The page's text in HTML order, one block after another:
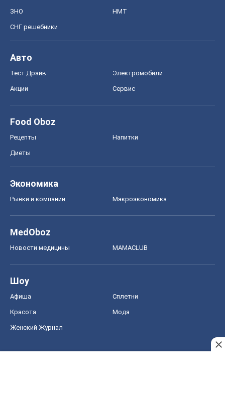
ЗНО НМТ
СНГ решебники
Авто
Тест Драйв Электромобили
Акции Сервис
Food Oboz
Рецепты Напитки
Диеты
Экономика
Рынки и компании Mакроэкономика
MedOboz
Новости медицины MAMACLUB
Шоу
Афиша Сплетни
Красота Мода
Женский Журнал